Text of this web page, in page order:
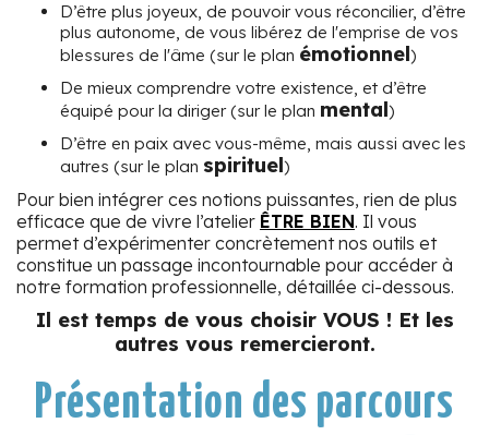
D’être plus joyeux, de pouvoir vous réconcilier, d’être
plus autonome, de vous libérez de l'emprise de vos
blessures de l'âme (sur le plan émotionnel)
De mieux comprendre votre existence, et d’être
équipé pour la diriger (sur le plan mental)
D’être en paix avec vous-même, mais aussi avec les
autres (sur le plan spirituel)
Pour bien intégrer ces notions puissantes, rien de plus
efficace que de vivre l’atelier ÊTRE BIEN. Il vous
permet d’expérimenter concrètement nos outils et
constitue un passage incontournable pour accéder à
notre formation professionnelle, détaillée ci-dessous.
Il est temps de vous choisir VOUS ! Et les
autres vous remercieront.
Présentation des parcours